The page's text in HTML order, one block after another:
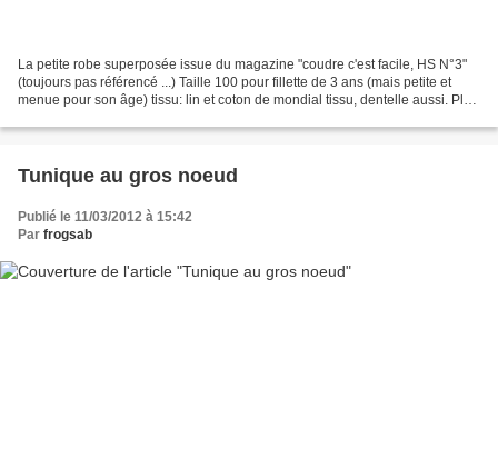
La petite robe superposée issue du magazine "coudre c'est facile, HS N°3"
(toujours pas référencé ...) Taille 100 pour fillette de 3 ans (mais petite et
menue pour son âge) tissu: lin et coton de mondial tissu, dentelle aussi. Plus
Tunique au gros noeud
Publié le 11/03/2012 à 15:42
Par frogsab